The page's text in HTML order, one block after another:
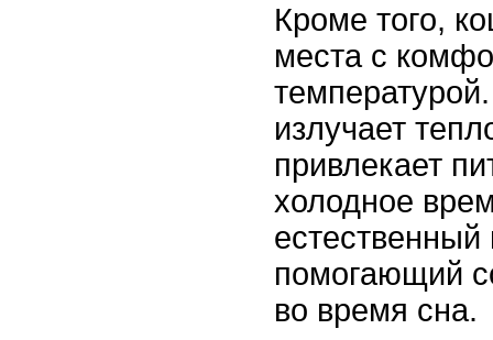
Кроме того,
места с
излучает
привлекает
холодное
естественный
помогающий
во время сна.